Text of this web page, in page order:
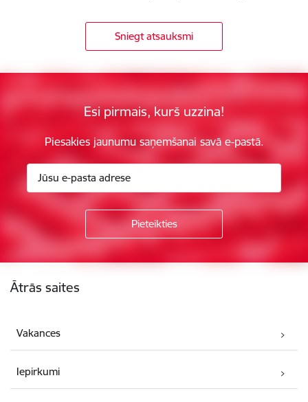
Sniegt atsauksmi
Esi pirmais, kurš uzzina!
Piesakies jaunumu saņemšanai savā e-pastā.
Ātrās saites
Vakances
Iepirkumi